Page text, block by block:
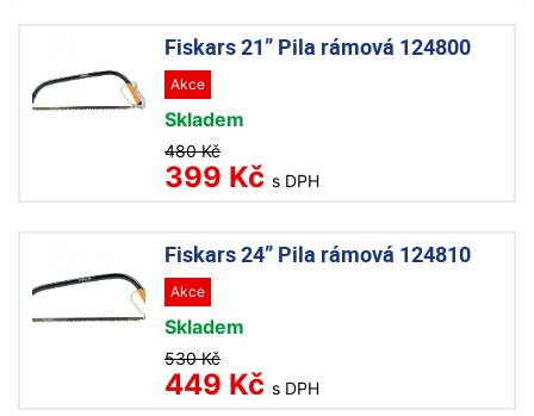
Fiskars 21” Pila rámová 124800
Akce
Skladem
480 Kč
399 Kč s DPH
Fiskars 24” Pila rámová 124810
Akce
Skladem
530 Kč
449 Kč s DPH